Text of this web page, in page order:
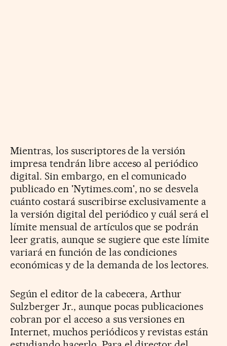
Mientras, los suscriptores de la versión
impresa tendrán libre acceso al periódico
digital. Sin embargo, en el comunicado
publicado en 'Nytimes.com', no se desvela
cuánto costará suscribirse exclusivamente a
la versión digital del periódico y cuál será el
límite mensual de artículos que se podrán
leer gratis, aunque se sugiere que este límite
variará en función de las condiciones
económicas y de la demanda de los lectores.
Según el editor de la cabecera, Arthur
Sulzberger Jr., aunque pocas publicaciones
cobran por el acceso a sus versiones en
Internet, muchos periódicos y revistas están